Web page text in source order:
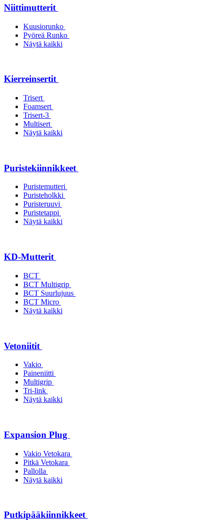
Niittimutterit
Kuusiorunko
Pyöreä Runko
Näytä kaikki
Kierreinsertit
Trisert
Foamsert
Trisert-3
Multisert
Näytä kaikki
Puristekiinnikkeet
Puristemutteri
Puristeholkki
Puristeruuvi
Puristetappi
Näytä kaikki
KD-Mutterit
BCT
BCT Multigrip
BCT Suurlujuus
BCT Micro
Näytä kaikki
Vetoniitit
Vakio
Paineniitti
Multigrip
Tri-link
Näytä kaikki
Expansion Plug
Vakio Vetokara
Pitkä Vetokara
Pallolla
Näytä kaikki
Putkipääkiinnikkeet